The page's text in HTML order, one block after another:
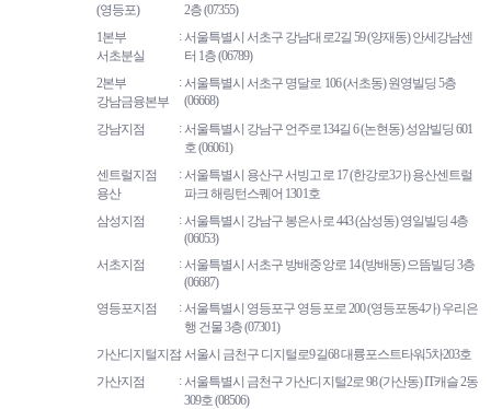
(영등포)
2층 (07355)
1본부
서초분실
서울특별시 서초구 강남대로2길 59 (양재동) 안세강남센
터 1층 (06789)
2본부
강남금융본부
서울특별시 서초구 명달로 106 (서초동) 원영빌딩 5층
(06668)
강남지점
서울특별시 강남구 언주로134길 6 (논현동) 성암빌딩 601
호 (06061)
센트럴지점
용산
서울특별시 용산구 서빙고로 17 (한강로3가) 용산센트럴
파크 해링턴스퀘어 1301호
삼성지점
서울특별시 강남구 봉은사로 443 (삼성동) 영일빌딩 4층
(06053)
서초지점
서울특별시 서초구 방배중앙로 14 (방배동) 으뜸빌딩 3층
(06687)
영등포지점
서울특별시 영등포구 영등포로 200 (영등포동4가) 우리은
행 건물 3층 (07301)
가산디지털지점 서울시 금천구 디지털로9길68 대륭포스트타워5차203호
가산지점
서울특별시 금천구 가산디지털2로 98 (가산동) IT캐슬 2동
309호 (08506)